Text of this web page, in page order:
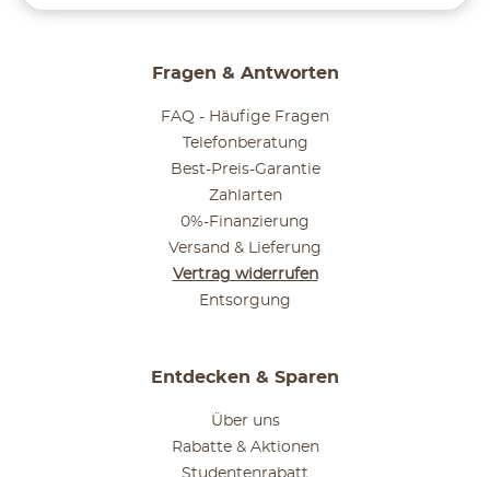
Fragen & Antworten
FAQ - Häufige Fragen
Telefonberatung
Best-Preis-Garantie
Zahlarten
0%-Finanzierung
Versand & Lieferung
Vertrag widerrufen
Entsorgung
Entdecken & Sparen
Über uns
Rabatte & Aktionen